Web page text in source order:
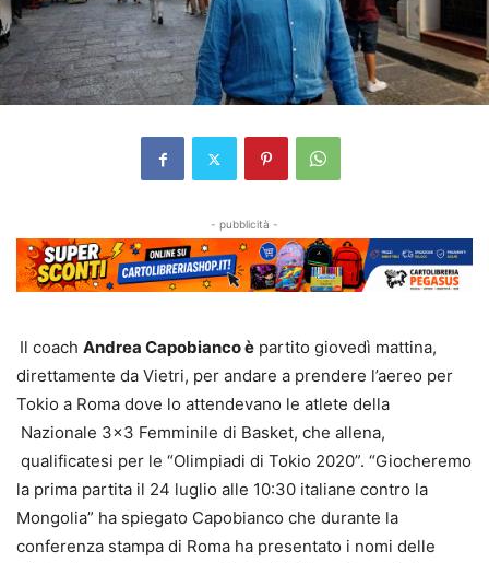
- pubblicità -
Il coach Andrea Capobianco è partito giovedì mattina,
direttamente da Vietri, per andare a prendere l’aereo per
Tokio a Roma dove lo attendevano le atlete della
Nazionale 3×3 Femminile di Basket, che allena,
qualificatesi per le “Olimpiadi di Tokio 2020”. “Giocheremo
la prima partita il 24 luglio alle 10:30 italiane contro la
Mongolia” ha spiegato Capobianco che durante la
conferenza stampa di Roma ha presentato i nomi delle